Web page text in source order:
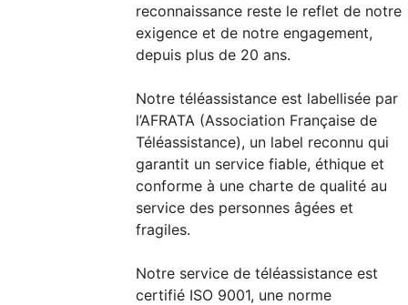
reconnaissance reste le reflet de notre
exigence et de notre engagement,
depuis plus de 20 ans.
Notre téléassistance est labellisée par
l’AFRATA (Association Française de
Téléassistance), un label reconnu qui
garantit un service fiable, éthique et
conforme à une charte de qualité au
service des personnes âgées et
fragiles.
Notre service de téléassistance est
certifié ISO 9001, une norme